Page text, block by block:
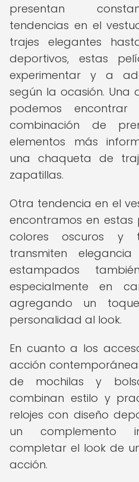
presentan
tendencias en el
trajes elegantes
deportivos, estas
experimentar y a
según la ocasión. Una
podemos
combinación de
elementos más
una chaqueta de
zapatillas.
Otra tendencia en el
encontramos en estas
colores oscuros y
transmiten
estampados
especialmente en
agregando un
personalidad al look.
En cuanto a los
acción
de mochilas y
combinan estilo y
relojes con diseño
un complemento
completar el look de
acción.